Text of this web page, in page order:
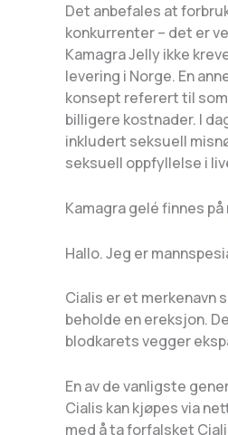
Det anbefales at
konkurrenter – det er
Kamagra Jelly ikke
levering i Norge. En
konsept referert til
billigere kostnader. I
inkludert seksuell
seksuell oppfyllelse i
Kamagra gelé finnes
Hallo. Jeg er
Cialis er et merkenavn
beholde en ereksjon.
blodkarets vegger
En av de vanligste
Cialis kan kjøpes via
med å ta forfalsket